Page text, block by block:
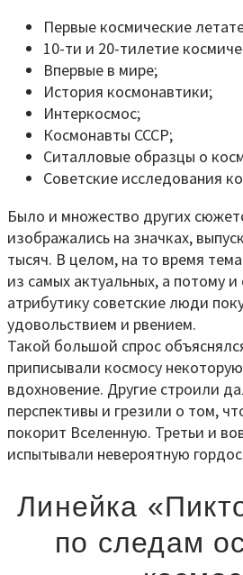
Первые космические
10-ти и 20-тилетие
Впервые в мире;
История космонавтики;
Интеркосмос;
Космонавты СССР;
Ситалловые образцы о
Советские исследования
Было и множество других
изображались на значках,
тысяч. В целом, на то время
из самых актуальных, а потому
атрибутику советские люди
удовольствием и рвением.
Такой большой спрос
приписывали космосу
вдохновение. Другие строили
перспективы и грезили о том,
покорит Вселенную. Третьи и
испытывали невероятную
Линейка
по следам